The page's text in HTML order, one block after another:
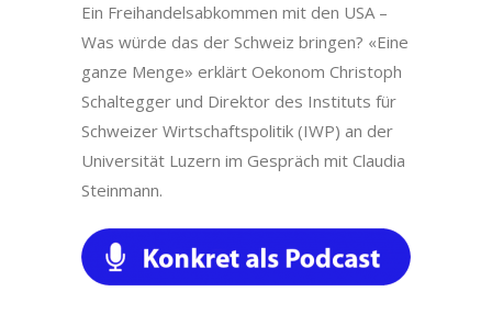
Ein Freihandelsabkommen mit den USA –
Was würde das der Schweiz bringen? «Eine
ganze Menge» erklärt Oekonom Christoph
Schaltegger und Direktor des Instituts für
Schweizer Wirtschaftspolitik (IWP) an der
Universität Luzern im Gespräch mit Claudia
Steinmann.